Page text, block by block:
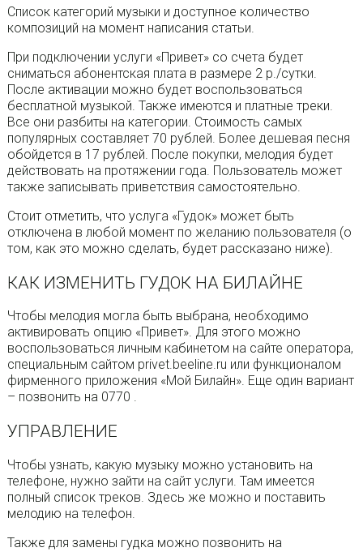
Список категорий музыки и доступное количество
композиций на момент написания статьи.
При подключении услуги «Привет» со счета будет
сниматься абонентская плата в размере 2 р./сутки.
После активации можно будет воспользоваться
бесплатной музыкой. Также имеются и платные треки.
Все они разбиты на категории. Стоимость самых
популярных составляет 70 рублей. Более дешевая песня
обойдется в 17 рублей. После покупки, мелодия будет
действовать на протяжении года. Пользователь может
также записывать приветствия самостоятельно.
Стоит отметить, что услуга «Гудок» может быть
отключена в любой момент по желанию пользователя (о
том, как это можно сделать, будет рассказано ниже).
КАК ИЗМЕНИТЬ ГУДОК НА БИЛАЙНЕ
Чтобы мелодия могла быть выбрана, необходимо
активировать опцию «Привет». Для этого можно
воспользоваться личным кабинетом на сайте оператора,
специальным сайтом privet.beeline.ru или функционалом
фирменного приложения «Мой Билайн». Еще один вариант
– позвонить на 0770 .
УПРАВЛЕНИЕ
Чтобы узнать, какую музыку можно установить на
телефоне, нужно зайти на сайт услуги. Там имеется
полный список треков. Здесь же можно и поставить
мелодию на телефон.
Также для замены гудка можно позвонить на